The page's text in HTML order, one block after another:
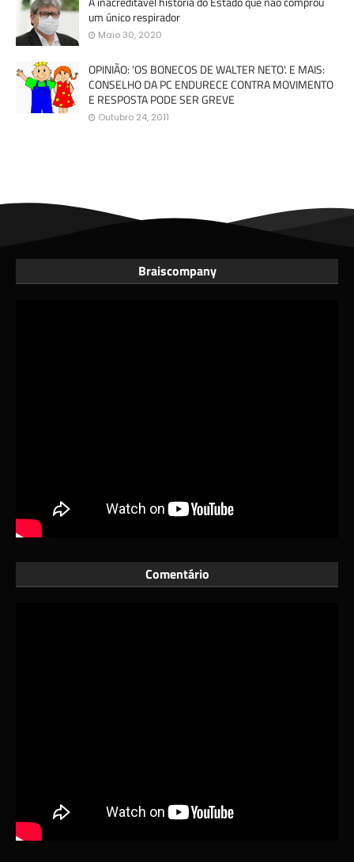
um único respirador
Maio 30, 2020
OPINIÃO: 'OS BONECOS DE WALTER NETO'. E MAIS:
CONSELHO DA PC ENDURECE CONTRA MOVIMENTO
E RESPOSTA PODE SER GREVE
Outubro 24, 2011
Braiscompany
Comentário